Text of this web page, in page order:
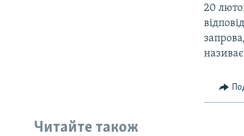
20
Читайте також